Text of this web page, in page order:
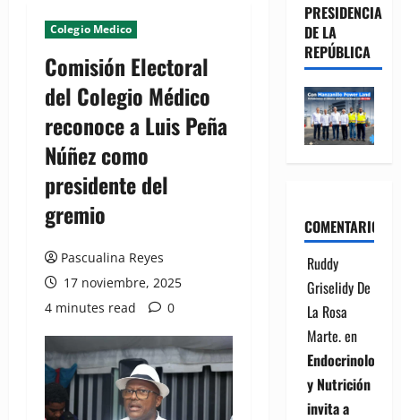
Colegio Medico
Comisión Electoral
del Colegio Médico
reconoce a Luis Peña
Núñez como
presidente del
gremio
Pascualina Reyes
17 noviembre, 2025
4 minutes read
0
PRESIDENCIA
DE LA
REPÚBLICA
COMENTARIOS
Ruddy
Griselidy De
La Rosa
Marte.en
Endocrinología
y Nutrición
invita a